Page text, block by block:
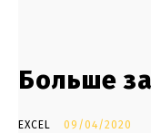
Больше
EXCEL 09/04/2020